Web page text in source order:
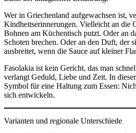
Wer in Griechenland aufgewachsen ist,
Kindheitserinnerungen. Vielleicht an die
Bohnen am Küchentisch putzt. Oder an
Schoten brechen. Oder an den Duft, der
ausbreitet, wenn die Sauce auf kleiner
Fasolakia ist kein Gericht, das man
verlangt Geduld, Liebe und Zeit. In
Symbol für eine Haltung zum Essen:
sich entwickeln.
Varianten und regionale Unterschiede